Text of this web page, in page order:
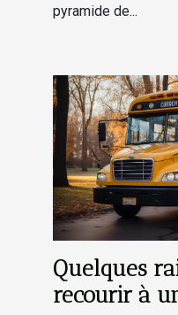
pyramide de...
Quelques
recourir à